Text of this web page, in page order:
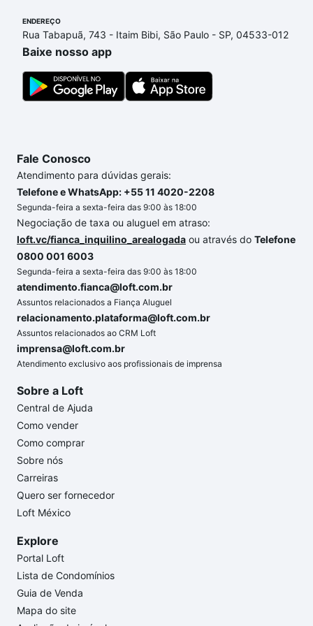
processo de compra, veja em nosso portal
custa comprar um apartamento e conte com a
gente para comprar o imóvel dos seus sonhos com
segurança e conforto. Loft, com você até as
chaves.
ENDEREÇO
Rua Tabapuã, 743 - Itaim Bibi, São Paulo - SP, 04533-012
Baixe nosso app
Fale Conosco
Atendimento para dúvidas gerais:
Telefone e WhatsApp: +55 11 4020-2208
Segunda-feira a sexta-feira das 9:00 às 18:00
Negociação de taxa ou aluguel em atraso:
loft.vc/fianca_inquilino_arealogada ou através do Telefone
0800 001 6003
Segunda-feira a sexta-feira das 9:00 às 18:00
atendimento.fianca@loft.com.br
Assuntos relacionados a Fiança Aluguel
relacionamento.plataforma@loft.com.br
Assuntos relacionados ao CRM Loft
imprensa@loft.com.br
Atendimento exclusivo aos profissionais de imprensa
Sobre a Loft
Central de Ajuda
Como vender
Como comprar
Sobre nós
Carreiras
Quero ser fornecedor
Loft México
Explore
Portal Loft
Lista de Condomínios
Guia de Venda
Mapa do site